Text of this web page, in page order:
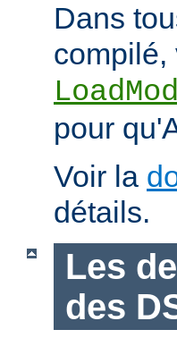
Dans
compilé,
pour
Voir la
détails.
Les
des